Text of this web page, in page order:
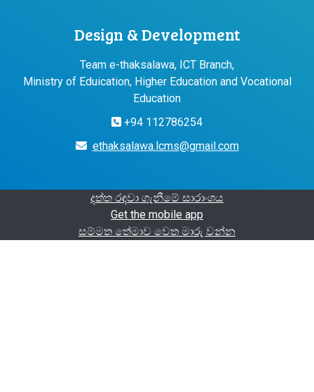
Design & Development
Team e-thaksalawa, ICT Branch,
Ministry of Eduication, Higher Education and Vocational
Education
+94 112786254
ethaksalawa.lcms@gmail.com
දත්ත රඳවා ගැනීමේ සාරාංශය
Get the mobile app
සම්මත තේමාව වෙත මාරු වන්න